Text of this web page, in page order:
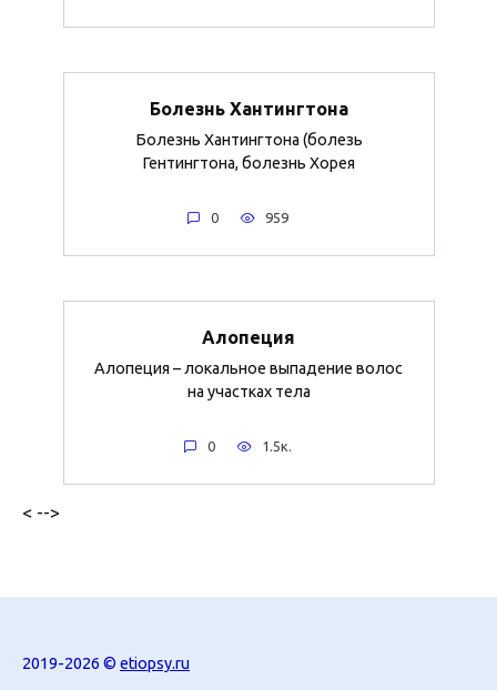
Болезнь Хантингтона
Болезнь Хантингтона (болезь
Гентингтона, болезнь Хорея
0 959
Алопеция
Алопеция – локальное выпадение волос
на участках тела
0 1.5к.
< -->
2019-2026 © etiopsy.ru